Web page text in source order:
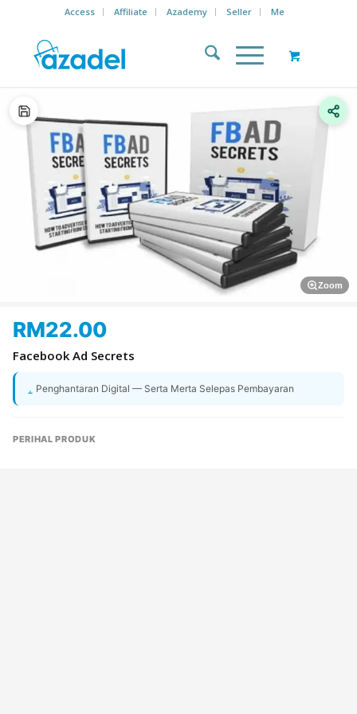
Access Affiliate Azademy Seller Me
Zoom
RM22.00
Facebook Ad Secrets
Penghantaran Digital — Serta Merta Selepas Pembayaran
PERIHAL PRODUK